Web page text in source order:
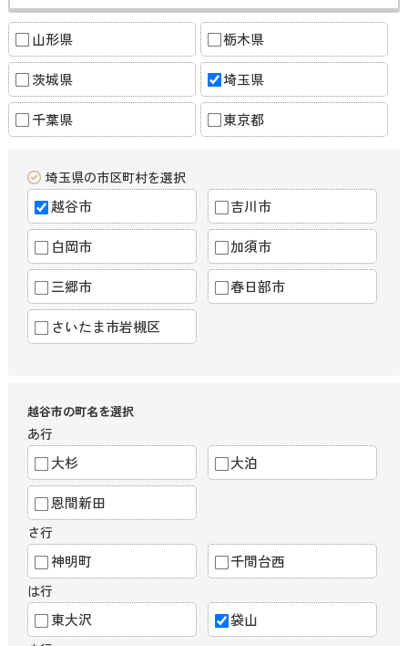
山形県 栃木県
茨城県 埼玉県
千葉県 東京都
埼玉県の市区町村を選択
越谷市 吉川市
白岡市 加須市
三郷市 春日部市
さいたま市岩槻区
越谷市の町名を選択
あ行
大杉 大泊
恩間新田
さ行
神明町 千間台西
は行
東大沢 袋山